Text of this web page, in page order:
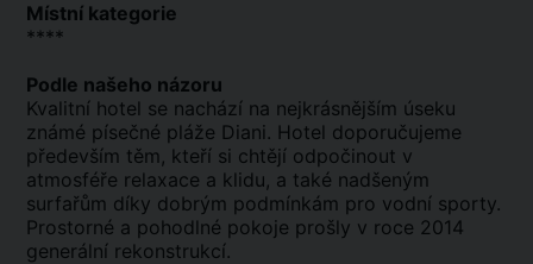
Místní kategorie
****
Podle našeho názoru
Kvalitní hotel se nachází na nejkrásnějším úseku
známé písečné pláže Diani. Hotel doporučujeme
především těm, kteří si chtějí odpočinout v
atmosféře relaxace a klidu, a také nadšeným
surfařům díky dobrým podmínkám pro vodní sporty.
Prostorné a pohodlné pokoje prošly v roce 2014
generální rekonstrukcí.